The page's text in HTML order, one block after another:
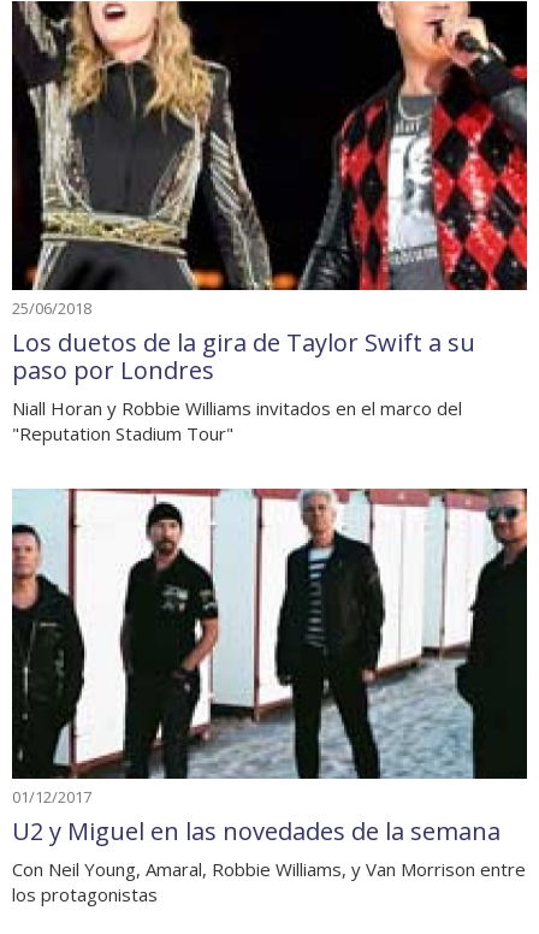
25/06/2018
Los duetos de la gira de Taylor Swift a su
paso por Londres
Niall Horan y Robbie Williams invitados en el marco del
"Reputation Stadium Tour"
01/12/2017
U2 y Miguel en las novedades de la semana
Con Neil Young, Amaral, Robbie Williams, y Van Morrison entre
los protagonistas